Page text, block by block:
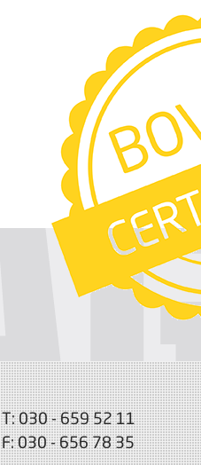
T: 030 - 659 52 11
F: 030 - 656 78 35